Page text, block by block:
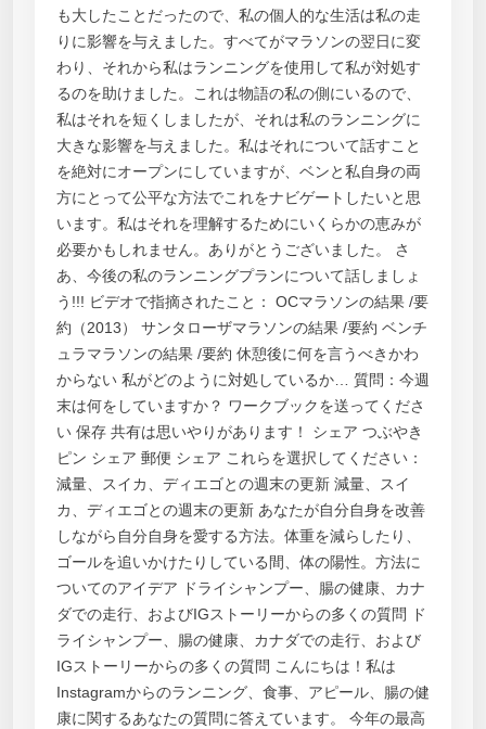
も大したことだったので、私の個人的な生活は私の走
りに影響を与えました。すべてがマラソンの翌日に変
わり、それから私はランニングを使用して私が対処す
るのを助けました。これは物語の私の側にいるので、
私はそれを短くしましたが、それは私のランニングに
大きな影響を与えました。私はそれについて話すこと
を絶対にオープンにしていますが、ベンと私自身の両
方にとって公平な方法でこれをナビゲートしたいと思
います。私はそれを理解するためにいくらかの恵みが
必要かもしれません。ありがとうございました。 さ
あ、今後の私のランニングプランについて話しましょ
う!!! ビデオで指摘されたこと： OCマラソンの結果 /要
約（2​​013） サンタローザマラソンの結果 /要約 ベンチ
ュラマラソンの結果 /要約 休憩後に何を言うべきかわ
からない 私がどのように対処しているか… 質問：今週
末は何をしていますか？ ワークブックを送ってくださ
い 保存 共有は思いやりがあります！ シェア つぶやき
ピン シェア 郵便 シェア これらを選択してください：
減量、スイカ、ディエゴとの週末の更新 減量、スイ
カ、ディエゴとの週末の更新 あなたが自分自身を改善
しながら自分自身を愛する方法。体重を減らしたり、
ゴールを追いかけたりしている間、体の陽性。方法に
ついてのアイデア ドライシャンプー、腸の健康、カナ
ダでの走行、およびIGストーリーからの多くの質問 ド
ライシャンプー、腸の健康、カナダでの走行、および
IGストーリーからの多くの質問 こんにちは！私は
Instagramからのランニング、食事、アピール、腸の健
康に関するあなたの質問に答えています。 今年の最高